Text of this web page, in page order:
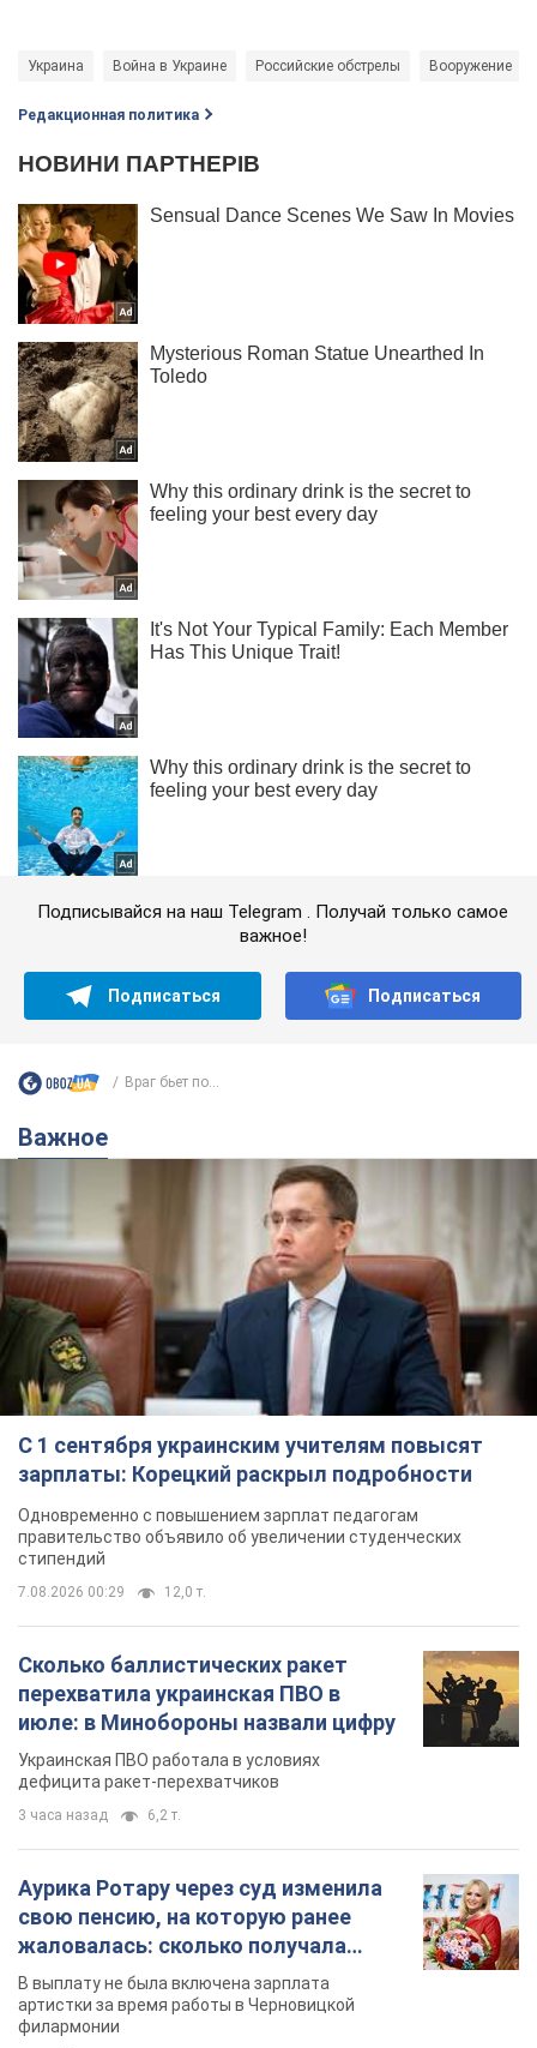
Украина Война в Украине Российские обстрелы Вооружение
Редакционная политика
Подписывайся на наш Telegram . Получай только самое
важное!
Подписаться Подписаться
Враг бьет по...
Важное
С 1 сентября украинским учителям повысят
зарплаты: Корецкий раскрыл подробности
Одновременно с повышением зарплат педагогам
правительство объявило об увеличении студенческих
стипендий
7.08.2026 00:29 12,0 т.
Сколько баллистических ракет
перехватила украинская ПВО в
июле: в Минобороны назвали цифру
Украинская ПВО работала в условиях
дефицита ракет-перехватчиков
3 часа назад 6,2 т.
Аурика Ротару через суд изменила
свою пенсию, на которую ранее
жаловалась: сколько получала
певица
В выплату не была включена зарплата
артистки за время работы в Черновицкой
филармонии